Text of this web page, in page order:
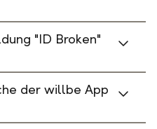
"ID Broken"
der willbe App